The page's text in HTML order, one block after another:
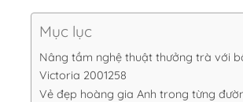
Mục lục
Nâng tầm nghệ thuật thưởng trà với
Victoria 2001258
Vẻ đẹp hoàng gia Anh trong từng